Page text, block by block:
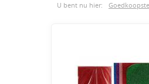
U bent nu hier: